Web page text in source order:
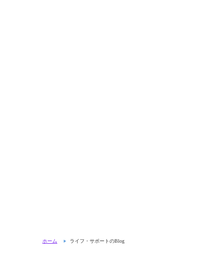
ホーム ライフ・サポートのBlog